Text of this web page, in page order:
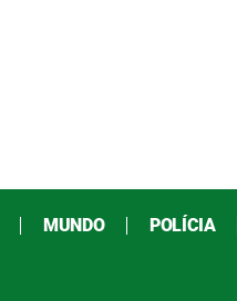
MUNDO POLÍCIA